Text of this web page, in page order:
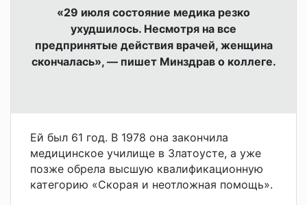
«29 июля состояние медика резко
ухудшилось. Несмотря на все
предпринятые действия врачей, женщина
скончалась», — пишет Минздрав о коллеге.
Ей был 61 год. В 1978 она закончила
медицинское училище в Златоусте, а уже
позже обрела высшую квалификационную
категорию «Скорая и неотложная помощь».